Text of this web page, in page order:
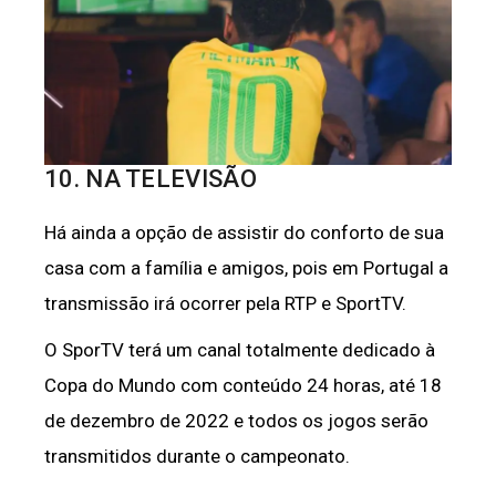
10. NA TELEVISÃO
Há ainda a opção de assistir do conforto de sua
casa com a família e amigos, pois em Portugal a
transmissão irá ocorrer pela RTP e SportTV.
O SporTV terá um canal totalmente dedicado à
Copa do Mundo com conteúdo 24 horas, até 18
de dezembro de 2022 e todos os jogos serão
transmitidos durante o campeonato.